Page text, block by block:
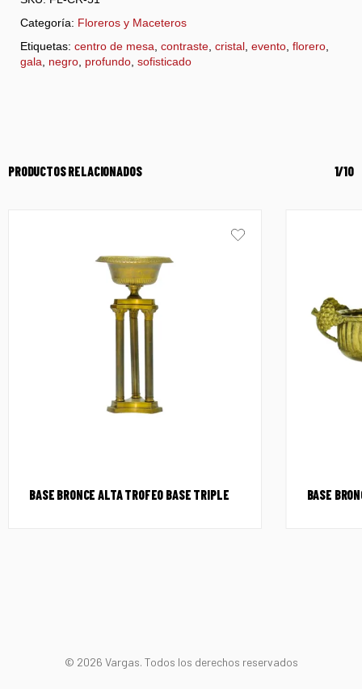
Categoría: Floreros y Maceteros
Etiquetas: centro de mesa contraste cristal evento florero
gala
negro profundo sofisticado
PRODUCTOS RELACIONADOS 1/10
BASE BRONCE ALTA TROFEO BASE TRIPLE BASE
© 2026 Vargas. Todos los derechos reservados